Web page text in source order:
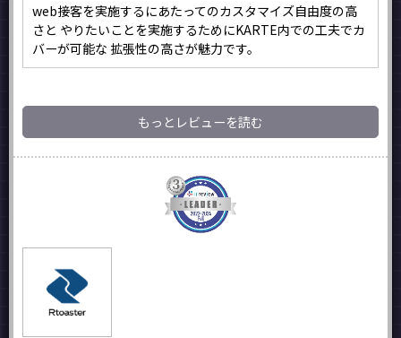
web接客を実施するにあたってのカスタマイズ自由度の高
さと やりたいことを実施するためにKARTE内での工夫でカ
バーが可能な 拡張性の高さが魅力です。
もっとレビューを読む